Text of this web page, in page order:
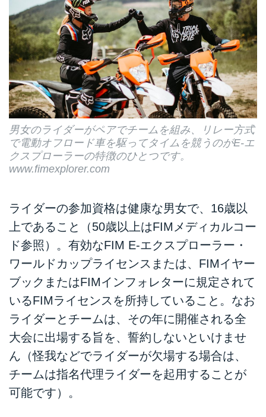
男女のライダーがペアでチームを組み、リレー方式
で電動オフロード車を駆ってタイムを競うのがE-エ
クスプローラーの特徴のひとつです。
www.fimexplorer.com
ライダーの参加資格は健康な男女で、16歳以
上であること（50歳以上はFIMメディカルコー
ド参照）。有効なFIM E-エクスプローラー・
ワールドカップライセンスまたは、FIMイヤー
ブックまたはFIMインフォレターに規定されて
いるFIMライセンスを所持していること。なお
ライダーとチームは、その年に開催される全
大会に出場する旨を、誓約しないといけませ
ん（怪我などでライダーが欠場する場合は、
チームは指名代理ライダーを起用することが
可能です）。